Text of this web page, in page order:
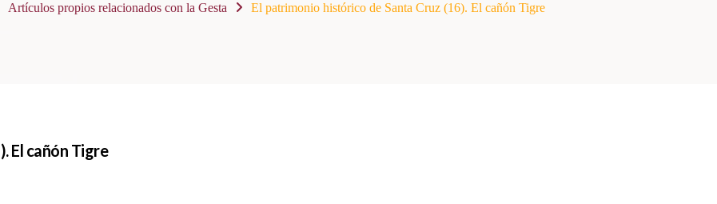
Artículos propios relacionados con la Gesta El patrimonio histórico de Santa Cruz (16). El cañón Tigre
El cañón Tigre